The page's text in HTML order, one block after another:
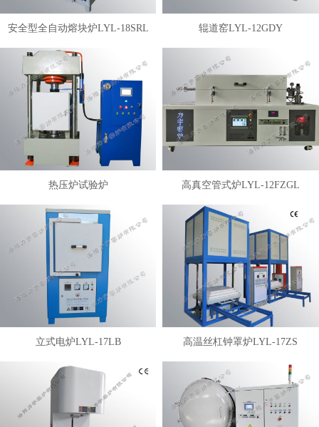
安全型全自动熔块炉LYL-18SRL 辊道窑LYL-12GDY
热压炉试验炉 高真空管式炉LYL-12FZGL
立式电炉LYL-17LB 高温丝杠钟罩炉LYL-17ZS